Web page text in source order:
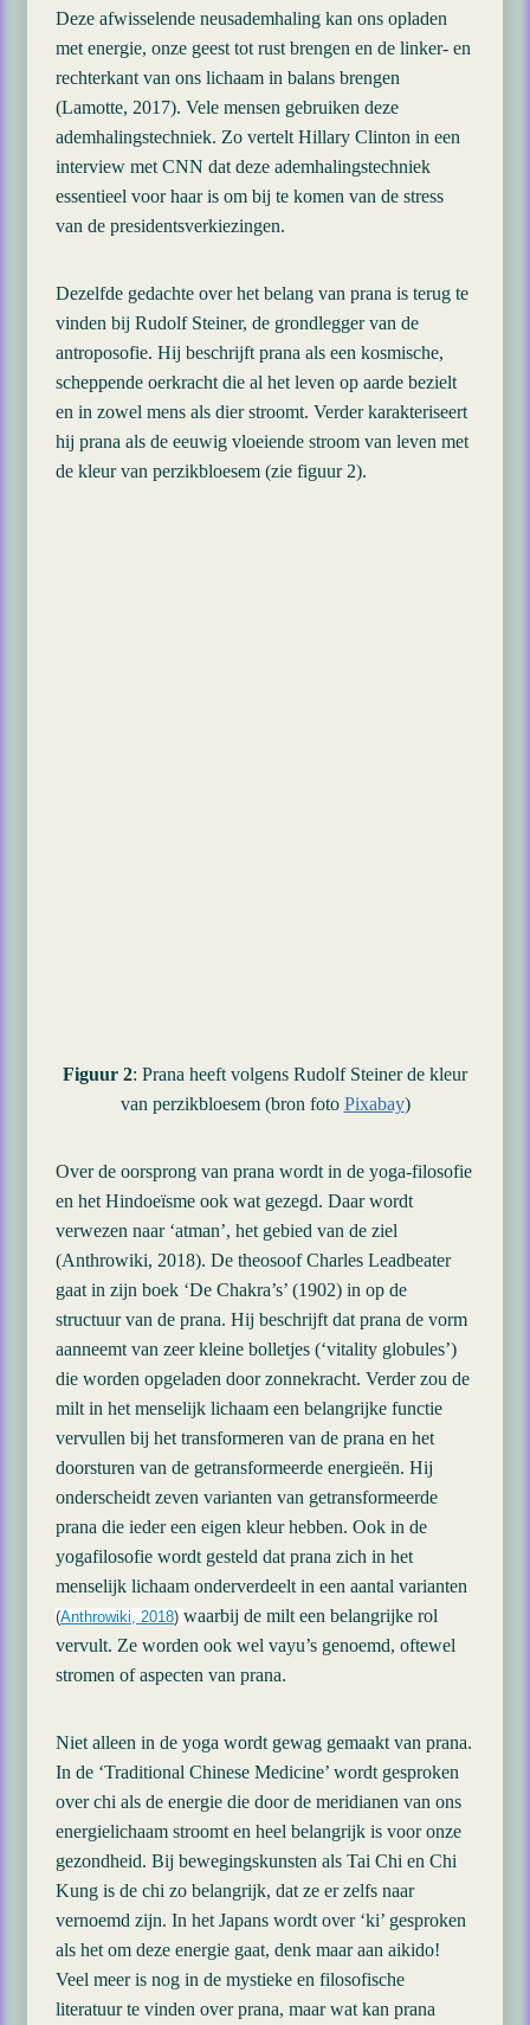
Deze afwisselende neusademhaling kan ons opladen
met energie, onze geest tot rust brengen en de linker- en
rechterkant van ons lichaam in balans brengen
(Lamotte, 2017). Vele mensen gebruiken deze
ademhalingstechniek. Zo vertelt Hillary Clinton in een
interview met CNN dat deze ademhalingstechniek
essentieel voor haar is om bij te komen van de stress
van de presidentsverkiezingen.
Dezelfde gedachte over het belang van prana is terug te
vinden bij Rudolf Steiner, de grondlegger van de
antroposofie. Hij beschrijft prana als een kosmische,
scheppende oerkracht die al het leven op aarde bezielt
en in zowel mens als dier stroomt. Verder karakteriseert
hij prana als de eeuwig vloeiende stroom van leven met
de kleur van perzikbloesem (zie figuur 2).
Figuur 2: Prana heeft volgens Rudolf Steiner de kleur
van perzikbloesem (bron foto Pixabay)
Over de oorsprong van prana wordt in de yoga-filosofie
en het Hindoeïsme ook wat gezegd. Daar wordt
verwezen naar ‘atman’, het gebied van de ziel
(Anthrowiki, 2018). De theosoof Charles Leadbeater
gaat in zijn boek ‘De Chakra’s’ (1902) in op de
structuur van de prana. Hij beschrijft dat prana de vorm
aanneemt van zeer kleine bolletjes (‘vitality globules’)
die worden opgeladen door zonnekracht. Verder zou de
milt in het menselijk lichaam een belangrijke functie
vervullen bij het transformeren van de prana en het
doorsturen van de getransformeerde energieën. Hij
onderscheidt zeven varianten van getransformeerde
prana die ieder een eigen kleur hebben. Ook in de
yogafilosofie wordt gesteld dat prana zich in het
menselijk lichaam onderverdeelt in een aantal varianten
(Anthrowiki, 2018) waarbij de milt een belangrijke rol
vervult. Ze worden ook wel vayu’s genoemd, oftewel
stromen of aspecten van prana.
Niet alleen in de yoga wordt gewag gemaakt van prana.
In de ‘Traditional Chinese Medicine’ wordt gesproken
over chi als de energie die door de meridianen van ons
energielichaam stroomt en heel belangrijk is voor onze
gezondheid. Bij bewegingskunsten als Tai Chi en Chi
Kung is de chi zo belangrijk, dat ze er zelfs naar
vernoemd zijn. In het Japans wordt over ‘ki’ gesproken
als het om deze energie gaat, denk maar aan aikido!
Veel meer is nog in de mystieke en filosofische
literatuur te vinden over prana, maar wat kan prana